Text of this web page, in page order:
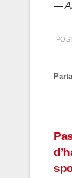
—